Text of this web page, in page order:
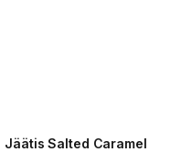
Jäätis Salted Caramel